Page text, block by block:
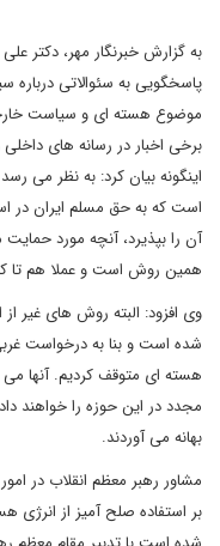
به گزارش خبرنگار مهر، دکتر
پاسخگویی به سئوالاتی درباره
موضوع هسته ای و سیاست
است که به حق مسلم ایران در
آن را بپذیرد، آنچه مورد
همین روش است و عملا هم تا
وی افزود: البته روش های غیر
شده است و بنا به درخواست
هسته ای متوقف کردیم. آنها
مجدد در این حوزه را خواهند
بهانه می آوردند.
مشاور رهبر معظم انقلاب در
بر استفاده صلح آمیز از